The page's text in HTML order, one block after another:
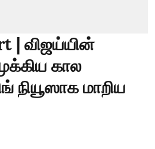
| விஜய்யின்
கால
நியூஸாக மாறிய